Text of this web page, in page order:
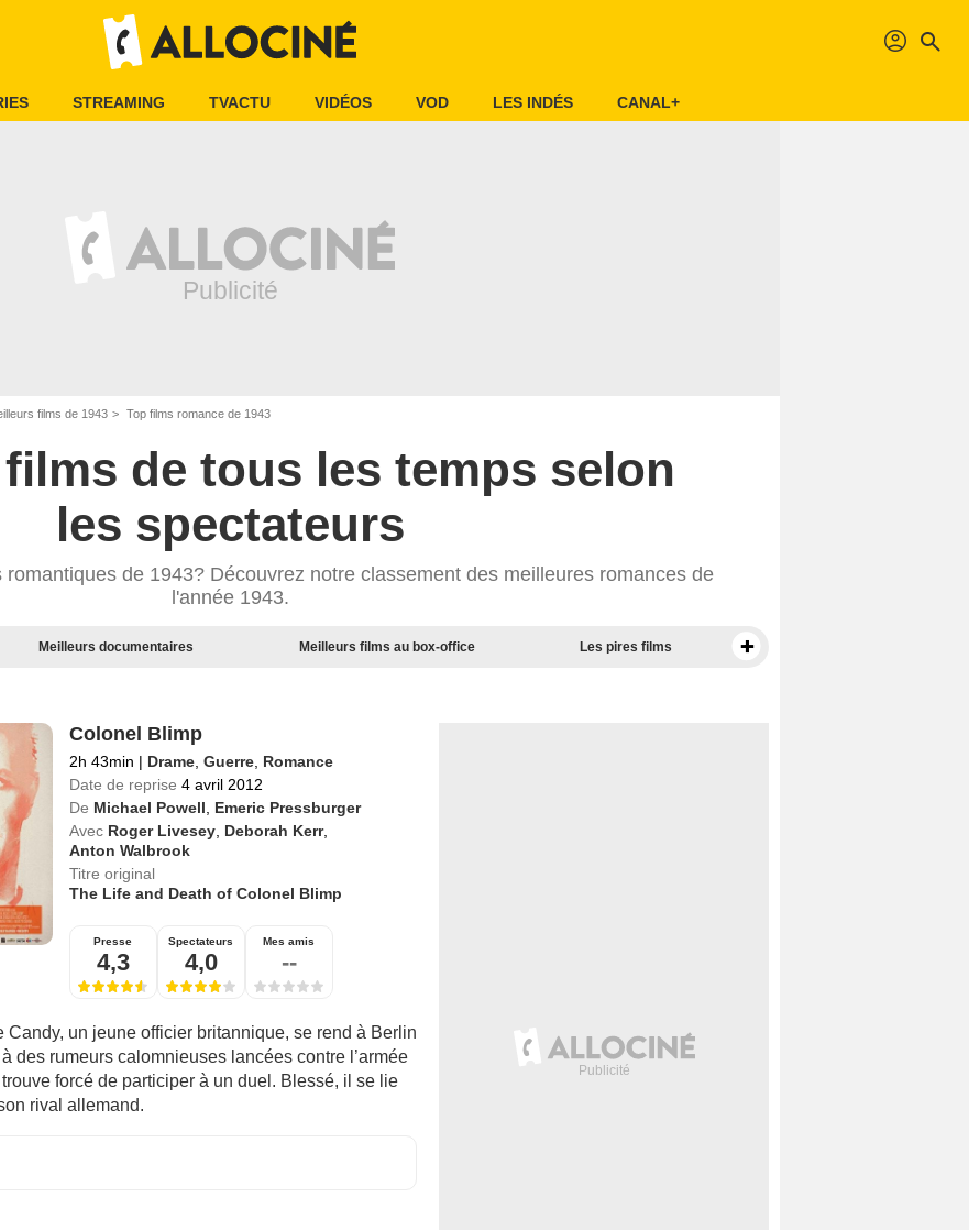
profil search
STREAMING TVACTU VIDÉOS VOD LES INDÉS CANAL+
films de 1943 Top films romance de 1943
de tous les temps selon
les spectateurs
de 1943? Découvrez notre classement des meilleures romances de
l'année 1943.
Meilleurs documentaires Meilleurs films au box-office Les pires films
Colonel Blimp
2h 43min | Drame, Guerre, Romance
Date de reprise 4 avril 2012
De Michael Powell
Emeric Pressburger
Avec Roger Livesey, Deborah Kerr,
Anton Walbrook
Titre original
The Life and Death of Colonel Blimp
Presse
4,3
Spectateurs
4,0
Mes amis
--
Candy, un jeune officier britannique, se rend à Berlin
des rumeurs calomnieuses lancées contre l’armée
forcé de participer à un duel. Blessé, il se lie
rival allemand.